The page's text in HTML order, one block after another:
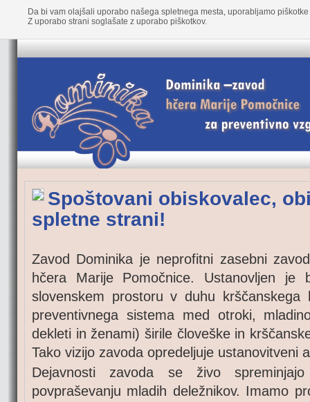
Da bi vam olajšali uporabo našega spletnega mesta, uporabljamo
Z uporabo strani soglašate z uporabo piškotkov.
Spoštovani obiskovalec,
spletne strani!
Zavod Dominika je neprofitni zasebni
hčera Marije Pomočnice. Ustanovljen je
slovenskem prostoru v duhu krščanskega
preventivnega sistema med otroki,
dekleti in ženami) širile človeške in
Tako vizijo zavoda opredeljuje ustanovitveni
Dejavnosti zavoda se živo
povpraševanju mladih deležnikov. Imamo